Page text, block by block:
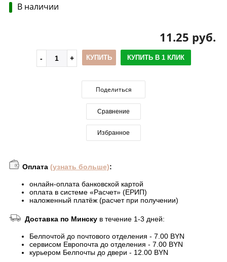
В наличии
11.25 руб.
КУПИТЬ КУПИТЬ В 1 КЛИК
Поделиться
Сравнение
Избранное
Оплата (узнать больше):
онлайн-оплата банковской картой
оплата в системе «Расчет» (ЕРИП)
наложенный платёж (расчет при получении)
Доставка по Минску в течение 1-3 дней:
Белпочтой до почтового отделения - 7.00 BYN
сервисом Европочта до отделения - 7.00 BYN
курьером Белпочты до двери - 12.00 BYN